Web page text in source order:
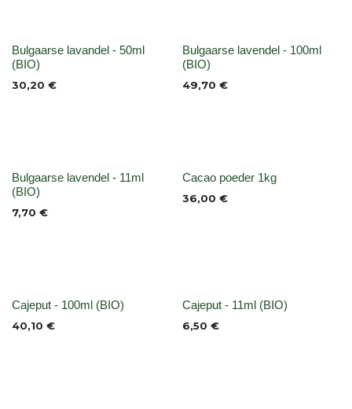
None
Bulgaarse lavandel - 50ml
(BIO)
30,20 €
None
Bulgaarse lavendel - 100ml
(BIO)
49,70 €
None
Bulgaarse lavendel - 11ml
(BIO)
7,70 €
None
Cacao poeder 1kg
36,00 €
None
Cajeput - 100ml (BIO)
40,10 € None
Cajeput - 11ml (BIO)
6,50 €